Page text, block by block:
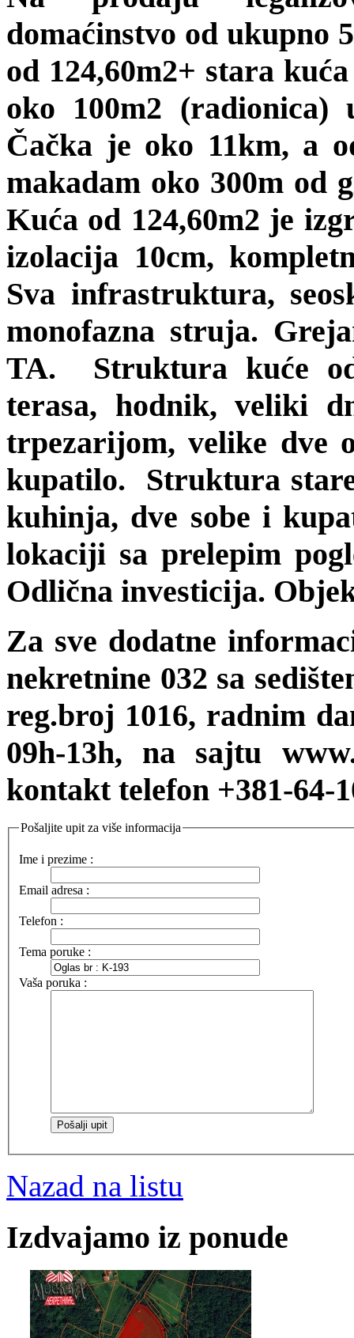
domaćinstvo od ukupno
od 124,60m2+ stara
oko 100m2 (radionica)
Čačka je oko 11km, a
makadam oko 300m od
Kuća od 124,60m2 je
izolacija 10cm,
Sva infrastruktura,
monofazna struja.
TA. Struktura kuće od
terasa, hodnik, veliki
trpezarijom, velike dve
kupatilo. Struktura
kuhinja, dve sobe i
lokaciji sa prelepim
Odlična investicija.
Za sve dodatne
nekretnine 032 sa
reg.broj 1016, radnim
09h-13h, na sajtu
kontakt telefon +381-64-
Pošaljite upit za više informacija
Ime i prezime :
Email adresa :
Telefon :
Tema poruke :
Vaša poruka :
Nazad na listu
Izdvajamo iz ponude